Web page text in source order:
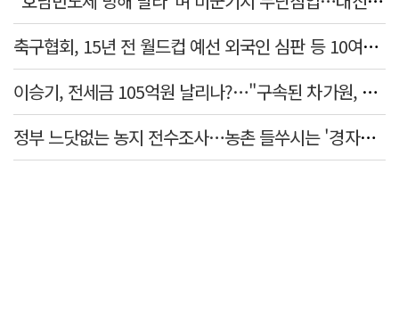
축구협회, 15년 전 월드컵 예선 외국인 심판 등 10여명에 '성 접대'
이승기, 전세금 105억원 날리나?…"구속된 차가원, 형사 범죄 영역"
정부 느닷없는 농지 전수조사…농촌 들쑤시는 '경자유전'의 칼날